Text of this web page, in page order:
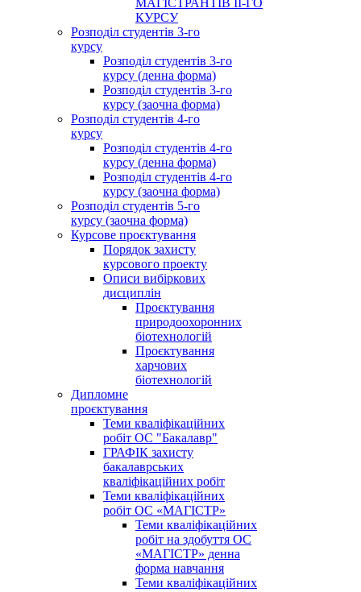
МАГІСТРАНТІВ ІІ-ГО
КУРСУ
Розподіл студентів 3-го
курсу
Розподіл студентів 3-го
курсу (денна форма)
Розподіл студентів 3-го
курсу (заочна форма)
Розподіл студентів 4-го
курсу
Розподіл студентів 4-го
курсу (денна форма)
Розподіл студентів 4-го
курсу (заочна форма)
Розподіл студентів 5-го
курсу (заочна форма)
Курсове проєктування
Порядок захисту
курсового проекту
Описи вибіркових
дисциплін
Проєктування
природоохоронних
біотехнологій
Проєктування
харчових
біотехнологій
Дипломне
проєктування
Теми кваліфікаційних
робіт ОС "Бакалавр"
ГРАФІК захисту
бакалаврських
кваліфікаційних робіт
Теми кваліфікаційних
робіт ОС «МАГІСТР»
Теми кваліфікаційних
робіт на здобуття ОС
«МАГІСТР» денна
форма навчання
Теми кваліфікаційних